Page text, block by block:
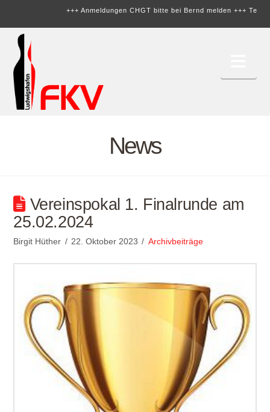
+++ Anmeldungen CHGT bitte bei Bernd melden +++
News
Vereinspokal 1. Finalrunde am
25.02.2024
Birgit Hüther 22. Oktober 2023 Archivbeiträge